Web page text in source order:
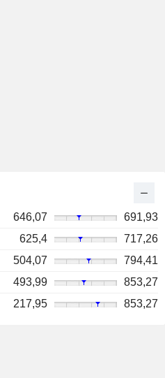
646,07
691,93
625,4
717,26
504,07
794,41
493,99
853,27
217,95 853,27